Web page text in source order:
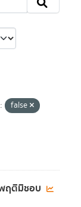
false
พฤติมิชอบ